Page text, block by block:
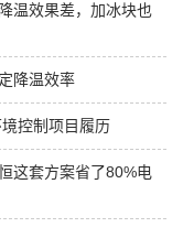
温效果差，加冰块也
降温效率
控制项目履历
这套方案省了80%电